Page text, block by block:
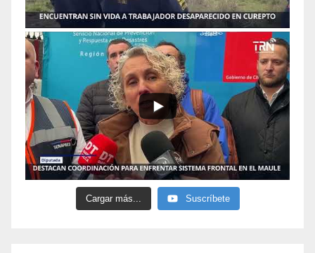
Cargar más... Suscríbete